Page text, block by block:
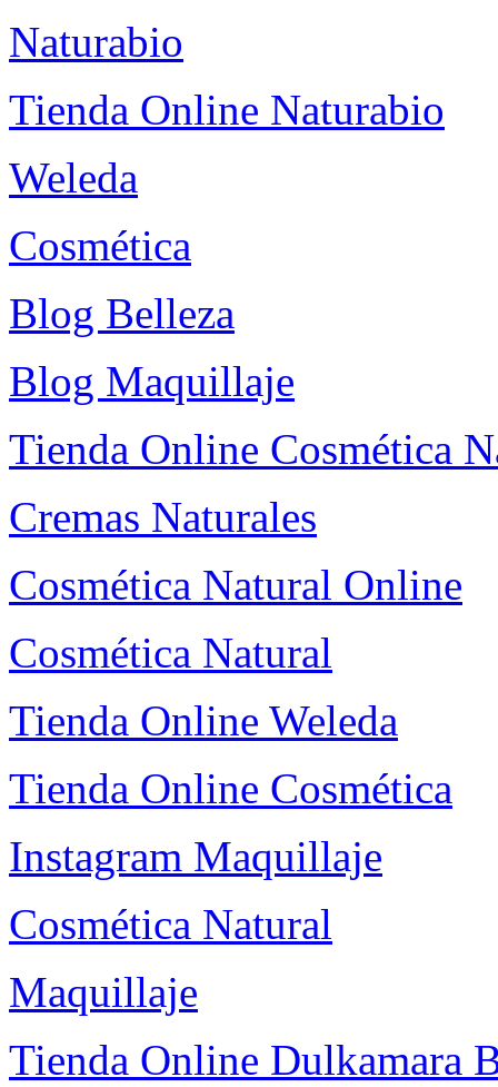
Naturabio
Tienda Online Naturabio
Weleda
Cosmética
Blog Belleza
Blog Maquillaje
Tienda Online Cosmética
Cremas Naturales
Cosmética Natural Online
Cosmética Natural
Tienda Online Weleda
Tienda Online Cosmética
Instagram Maquillaje
Cosmética Natural
Maquillaje
Tienda Online Dulkamara